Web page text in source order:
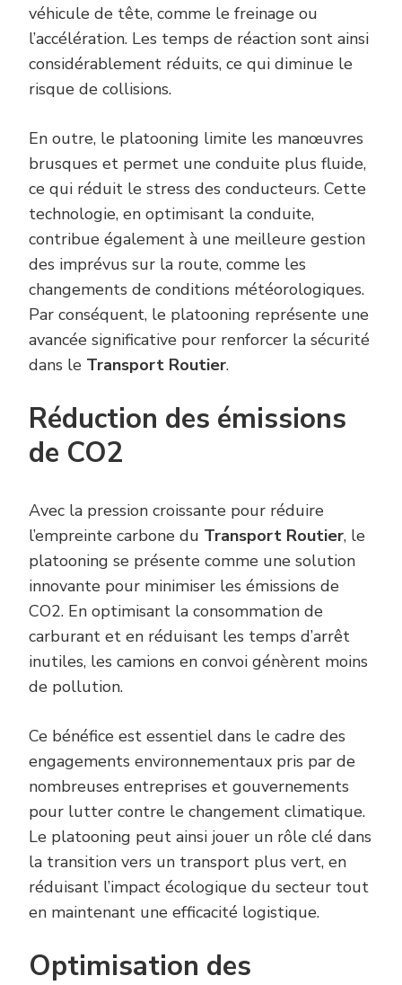
véhicule de tête, comme le freinage ou
l’accélération. Les temps de réaction sont ainsi
considérablement réduits, ce qui diminue le
risque de collisions.
En outre, le platooning limite les manœuvres
brusques et permet une conduite plus fluide,
ce qui réduit le stress des conducteurs. Cette
technologie, en optimisant la conduite,
contribue également à une meilleure gestion
des imprévus sur la route, comme les
changements de conditions météorologiques.
Par conséquent, le platooning représente une
avancée significative pour renforcer la sécurité
dans le Transport Routier.
Réduction des émissions
de CO2
Avec la pression croissante pour réduire
l’empreinte carbone du Transport Routier, le
platooning se présente comme une solution
innovante pour minimiser les émissions de
CO2. En optimisant la consommation de
carburant et en réduisant les temps d’arrêt
inutiles, les camions en convoi génèrent moins
de pollution.
Ce bénéfice est essentiel dans le cadre des
engagements environnementaux pris par de
nombreuses entreprises et gouvernements
pour lutter contre le changement climatique.
Le platooning peut ainsi jouer un rôle clé dans
la transition vers un transport plus vert, en
réduisant l’impact écologique du secteur tout
en maintenant une efficacité logistique.
Optimisation des